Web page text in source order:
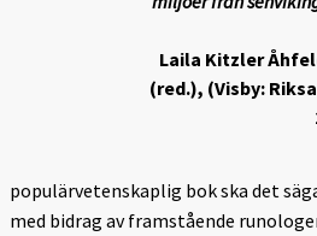
Laila Kitzler
(red.), (Visby:
populärvetenskaplig bok ska det
med bidrag av framstående